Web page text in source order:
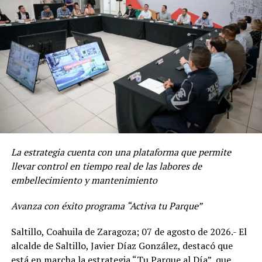
RELATED TOPICS:
UP NEXT
ENTREGA JAVIER DÍAZ PARABÚS EN BENEFICIO DEL
CONALEP SALTILLO I
DON'T MISS
¡A BAILAR SE HA DICHO! INVITA MUNICIPIO A CONCURSO
DE BAILE
ADVERTISEMENT
De igual manera, se efectuaron trabajos de limpieza
general sobre el bulevar Javier García Villarreal, donde
se atendieron tanto el camellón central como las aceras
poniente y oriente, en el tramo comprendido entre el
periférico Luis Echeverría Álvarez y la calle Hércules.
El Gobierno Municipal mantiene su Chat Bot “Saltillo
Fácil”, al 844-160-08-08, con el que la ciudadanía puede
reportar algún servicio público para su inmediata
La estrategia cuenta con una plataforma que permite
llevar control en tiempo real de las labores de
embellecimiento y mantenimiento
Avanza con éxito programa “Activa tu Parque”
Saltillo, Coahuila de Zaragoza; 07 de agosto de 2026.- El
alcalde de Saltillo, Javier Díaz González, destacó que